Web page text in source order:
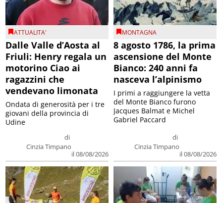
ATTUALITA'
Dalle Valle d’Aosta al
Friuli: Henry regala un
motorino Ciao ai
ragazzini che
vendevano limonata
di
Cinzia Timpano
il 08/08/2026
Ondata di generosità per i tre
giovani della provincia di
Udine
MONTAGNA
8 agosto 1786, la prima
ascensione del Monte
Bianco: 240 anni fa
nasceva l’alpinismo
di
Cinzia Timpano
il 08/08/2026
I primi a raggiungere la vetta
del Monte Bianco furono
Jacques Balmat e Michel
Gabriel Paccard